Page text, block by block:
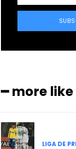
━ more
LIGA DE